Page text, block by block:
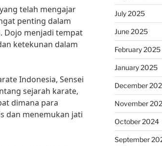
telah mengajar
penting dalam
Dojo menjadi tempat
ketekunan dalam
Indonesia, Sensei
sejarah karate,
dimana para
dan menemukan jati
July 2025
June 2025
February 2025
January 2025
December
November
October 2024
September